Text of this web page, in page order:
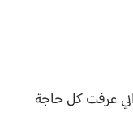
عرفت كل حاجة